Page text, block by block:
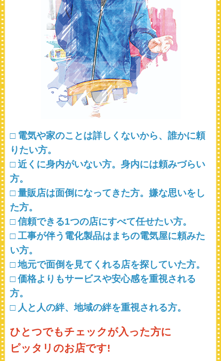
□ 電気や家のことは詳しくないから、誰かに頼
りたい方。
□ 近くに身内がいない方。身内には頼みづらい
方。
□ 量販店は面倒になってきた方。嫌な思いをし
た方。
□ 信頼できる1つの店にすべて任せたい方。
□ 工事が伴う電化製品はまちの電気屋に頼みた
い方。
□ 地元で面倒を見てくれる店を探していた方。
□ 価格よりもサービスや安心感を重視される
方。
□ 人と人の絆、地域の絆を重視される方。
ひとつでもチェックが入った方に
ピッタリのお店です!